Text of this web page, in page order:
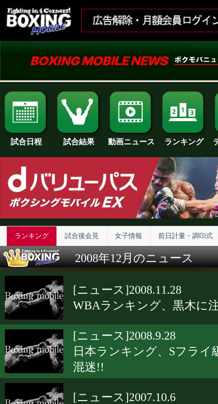
試合日程 試合結果 動画ニュース ランキング
ランキング 試合後会見 女子情報 前日計量・調印式
2008年12月のニュース
[ニュース]2008.11.28
WBAランキング、黒木に
[ニュース]2008.9.28
日本ランキング、Sフライ
混迷!!
[ニュース]2007.10.6